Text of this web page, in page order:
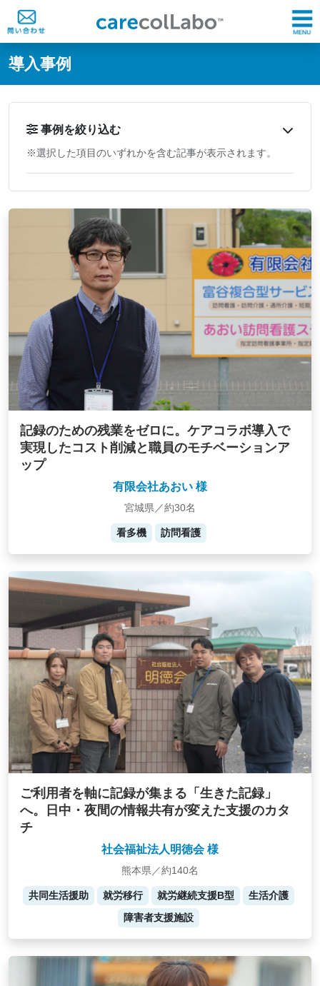
@ -0,0 +1,60 @@
導入事例
事例を絞り込む
※選択した項目のいずれかを含む記事が表示されます。
記録のための残業をゼロに。ケアコラボ導入で
実現したコスト削減と職員のモチベーションア
ップ
有限会社あおい 様
宮城県／約30名
看多機 訪問看護
ご利用者を軸に記録が集まる「生きた記録」
へ。日中・夜間の情報共有が変えた支援のカタ
チ
社会福祉法人明徳会 様
熊本県／約140名
共同生活援助 就労移行 就労継続支援B型
生活介護
障害者支援施設